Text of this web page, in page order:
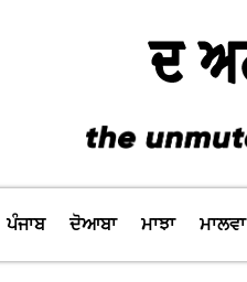
ਪੰਜਾਬ ਦੋਆਬਾ ਮਾਝਾ ਮਾਲਵਾ